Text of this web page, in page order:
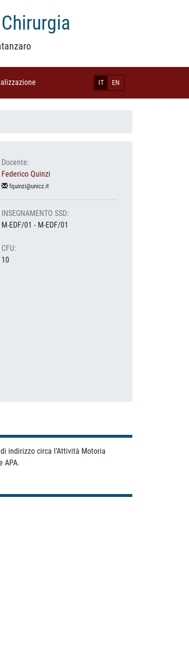
IT EN
Docente:
Federico Quinzi
fquinzi@unicz.it
INSEGNAMENTO SSD:
M-EDF/01 - M-EDF/01
CFU:
10
indirizzo circa l’Attività Motoria
APA.